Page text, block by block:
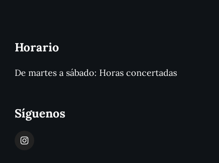
Horario
De martes a sábado: Horas concertadas
Síguenos